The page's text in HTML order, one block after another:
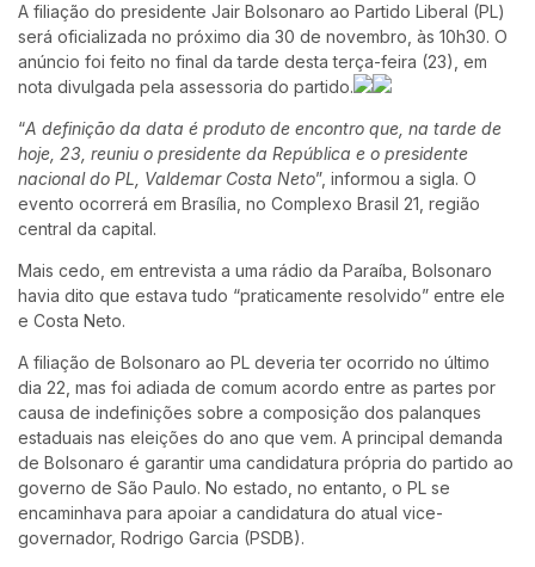
A filiação do presidente Jair Bolsonaro ao Partido Liberal (PL)
será oficializada no próximo dia 30 de novembro, às 10h30. O
anúncio foi feito no final da tarde desta terça-feira (23), em
nota divulgada pela assessoria do partido.
“A definição da data é produto de encontro que, na tarde de
hoje, 23, reuniu o presidente da República e o presidente
nacional do PL, Valdemar Costa Neto”, informou a sigla. O
evento ocorrerá em Brasília, no Complexo Brasil 21, região
central da capital.
Mais cedo, em entrevista a uma rádio da Paraíba, Bolsonaro
havia dito que estava tudo “praticamente resolvido” entre ele
e Costa Neto.
A filiação de Bolsonaro ao PL deveria ter ocorrido no último
dia 22, mas foi adiada de comum acordo entre as partes por
causa de indefinições sobre a composição dos palanques
estaduais nas eleições do ano que vem. A principal demanda
de Bolsonaro é garantir uma candidatura própria do partido ao
governo de São Paulo. No estado, no entanto, o PL se
encaminhava para apoiar a candidatura do atual vice-
governador, Rodrigo Garcia (PSDB).